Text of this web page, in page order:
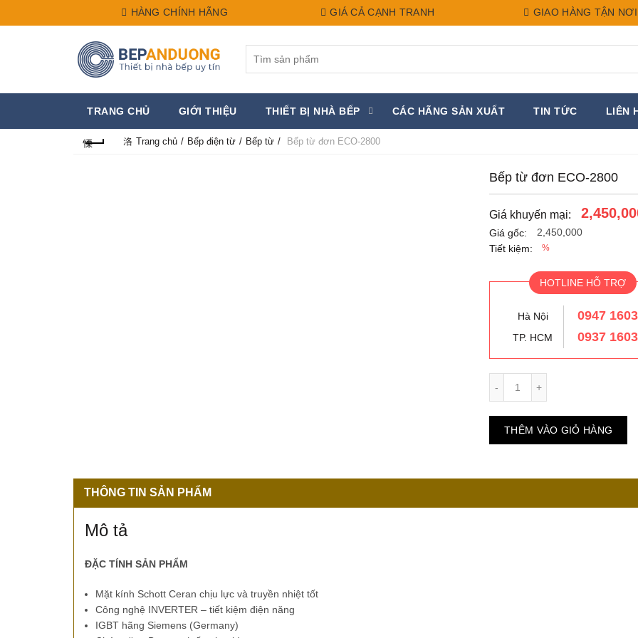
HÀNG CHÍNH HÃNG GIÁ CẢ CẠNH TRANH GIAO HÀNG TẬN NƠI
TRANG CHỦ GIỚI THIỆU THIẾT BỊ NHÀ BẾP CÁC HÃNG SẢN XUẤT TIN TỨC LIÊN
Trang chủ Bếp điện từ Bếp từ Bếp từ đơn ECO-2800
Bếp từ đơn ECO-2800
Giá khuyến mại:
Giá gốc:
2,450,000
Tiết kiệm:
%
HOTLINE HỖ TRỢ
Hà Nội 0947
TP. HCM 0937
THÊM VÀO GIỎ HÀNG
THÔNG TIN SẢN PHẨM
Mô tả
ĐẶC TÍNH SẢN PHẨM
Mặt kính Schott Ceran chịu lực và truyền nhiệt tốt
Công nghệ INVERTER – tiết kiệm điện năng
IGBT hãng Siemens (Germany)